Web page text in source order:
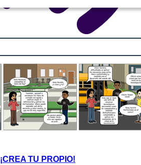
¡CREA TU PROPIO!